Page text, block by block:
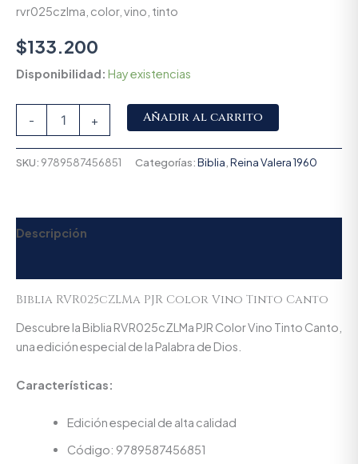
rvr025czlma, color, vino, tinto
$133.200
Disponibilidad: Hay existencias
- + Añadir al carrito
SKU: 9789587456851 Categorías:Biblia Reina Valera 1960
Descripción
Biblia RVR025cZLMa PJR Color Vino Tinto Canto
Descubre la Biblia RVR025cZLMa PJR Color Vino Tinto Canto,
una edición especial de la Palabra de Dios.
Características:
Edición especial de alta calidad
Código: 9789587456851